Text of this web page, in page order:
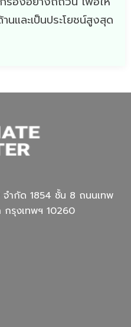
นและเป็นประโยชน์สูงสุด
ากัด 1854 ชั้น 8 ถนนเทพ
กรุงเทพฯ 10260